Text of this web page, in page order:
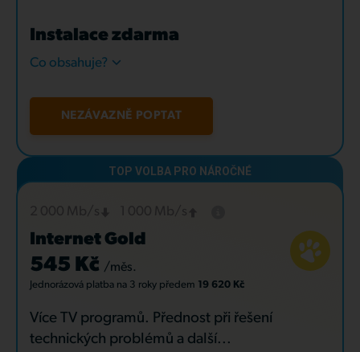
Instalace zdarma
Co obsahuje?
NEZÁVAZNĚ POPTAT
Internet Gold
545 Kč /měs.
Jednorázová platba na 3 roky předem 19 620 Kč
Více TV programů. Přednost při řešení
technických problémů a další...